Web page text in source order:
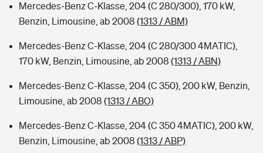
Mercedes-Benz C-Klasse, 204 (C 280/300), 170 kW,
Benzin, Limousine, ab 2008 (1313 / ABM)
Mercedes-Benz C-Klasse, 204 (C 280/300 4MATIC),
170 kW, Benzin, Limousine, ab 2008 (1313 / ABN)
Mercedes-Benz C-Klasse, 204 (C 350), 200 kW, Benzin,
Limousine, ab 2008 (1313 / ABO)
Mercedes-Benz C-Klasse, 204 (C 350 4MATIC), 200 kW,
Benzin, Limousine, ab 2008 (1313 / ABP)